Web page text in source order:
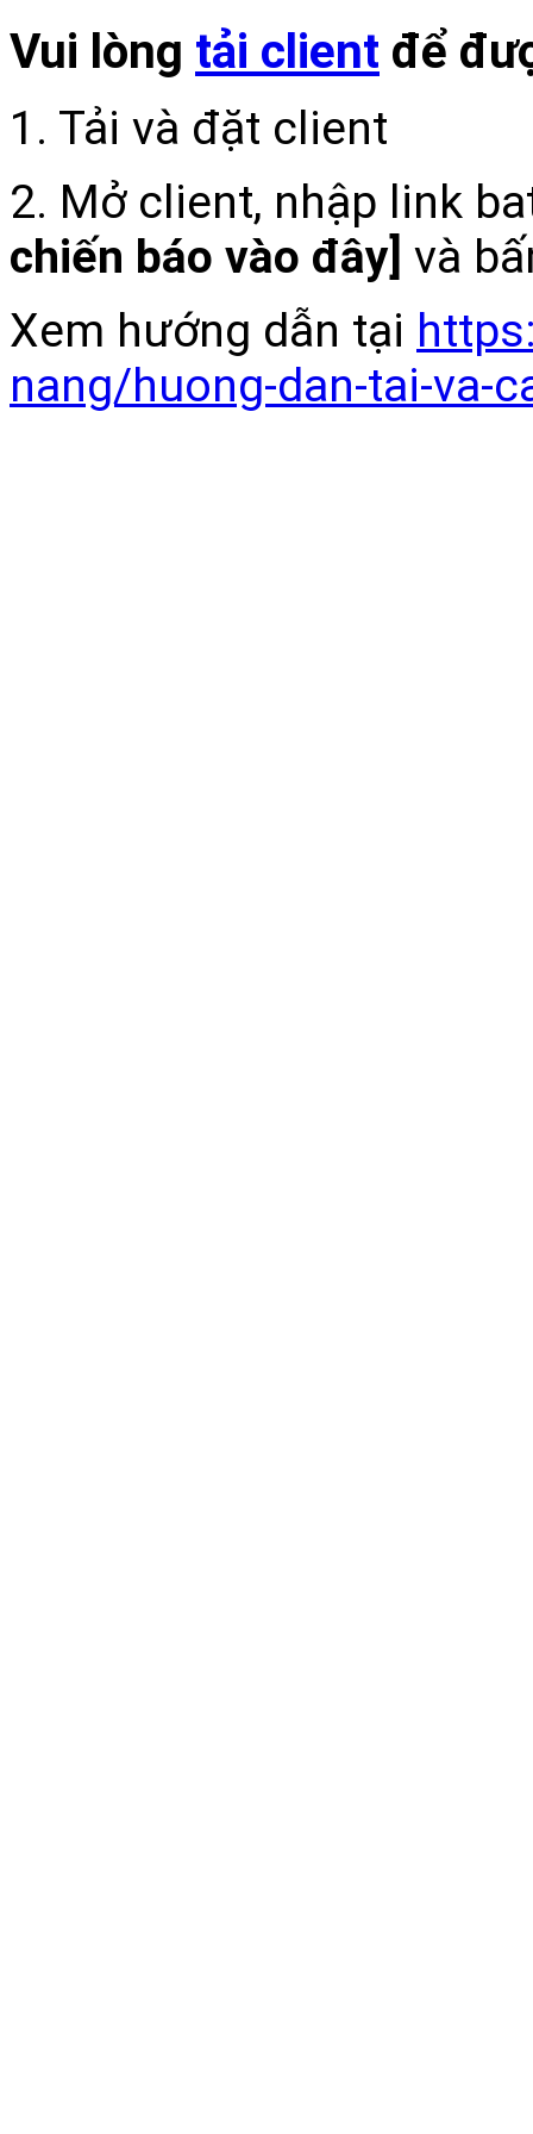
Vui lòng tải client để
1. Tải và đặt client
2. Mở client, nhập link
chiến báo vào đây] và
Xem hướng dẫn tại
nang/huong-dan-tai-va-